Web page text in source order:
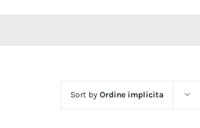
Sort by Ordine implicita